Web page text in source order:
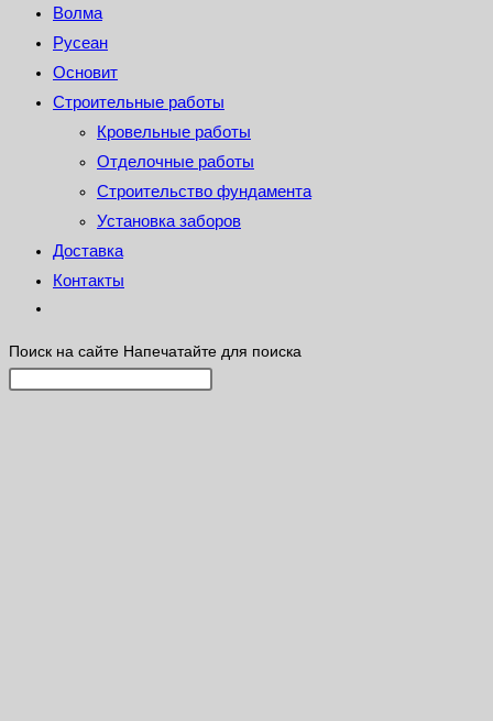
Волма
Русеан
Основит
Строительные работы
Кровельные работы
Отделочные работы
Строительство фундамента
Установка заборов
Доставка
Контакты
Поиск на сайте Напечатайте для поиска